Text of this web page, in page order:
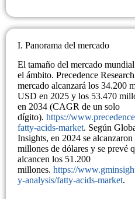
I. Panorama del mercado
El tamaño del mercado
el ámbito. Precedence
mercado alcanzará los 34.200
USD en 2025 y los 53.470
en 2034 (CAGR de un solo
dígito). https://
fatty-acids-market. Según
Insights, en 2024 se
millones de dólares y se prevé
alcancen los 51.200
millones. https://
y-analysis/fatty-acids-market.